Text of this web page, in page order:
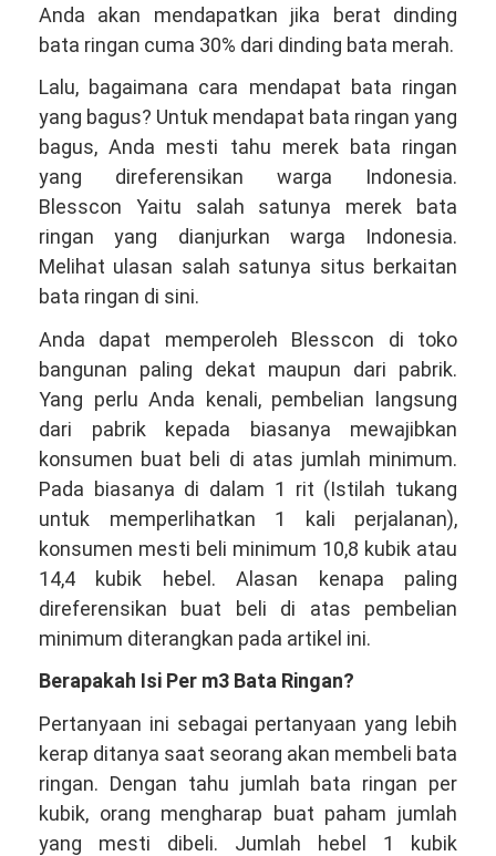
Anda akan mendapatkan jika berat dinding
bata ringan cuma 30% dari dinding bata merah.
Lalu, bagaimana cara mendapat bata ringan
yang bagus? Untuk mendapat bata ringan yang
bagus, Anda mesti tahu merek bata ringan
yang direferensikan warga Indonesia.
Blesscon Yaitu salah satunya merek bata
ringan yang dianjurkan warga Indonesia.
Melihat ulasan salah satunya situs berkaitan
bata ringan di sini.
Anda dapat memperoleh Blesscon di toko
bangunan paling dekat maupun dari pabrik.
Yang perlu Anda kenali, pembelian langsung
dari pabrik kepada biasanya mewajibkan
konsumen buat beli di atas jumlah minimum.
Pada biasanya di dalam 1 rit (Istilah tukang
untuk memperlihatkan 1 kali perjalanan),
konsumen mesti beli minimum 10,8 kubik atau
14,4 kubik hebel. Alasan kenapa paling
direferensikan buat beli di atas pembelian
minimum diterangkan pada artikel ini.
Berapakah Isi Per m3 Bata Ringan?
Pertanyaan ini sebagai pertanyaan yang lebih
kerap ditanya saat seorang akan membeli bata
ringan. Dengan tahu jumlah bata ringan per
kubik, orang mengharap buat paham jumlah
yang mesti dibeli. Jumlah hebel 1 kubik